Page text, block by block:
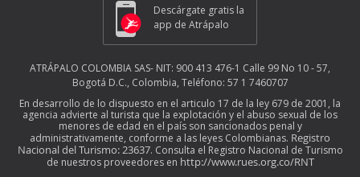
Descárgate gratis la
app de Atrápalo
ATRÁPALO COLOMBIA SAS- NIT: 900 413 476-1 Calle 99 No 10 - 57,
Bogotá D.C., Colombia, Teléfono: 57 1 7460707
En desarrollo de lo dispuesto en el articulo 17 de la ley 679 de 2001, la
agencia advierte al turista que la explotación y el abuso sexual de los
menores de edad en el país son sancionados penal y
administrativamente, conforme a las leyes Colombianas. Registro
Nacional del Turismo: 23637. Consulta el Registro Nacional de Turismo
de nuestros proveedores en http://www.rues.org.co/RNT